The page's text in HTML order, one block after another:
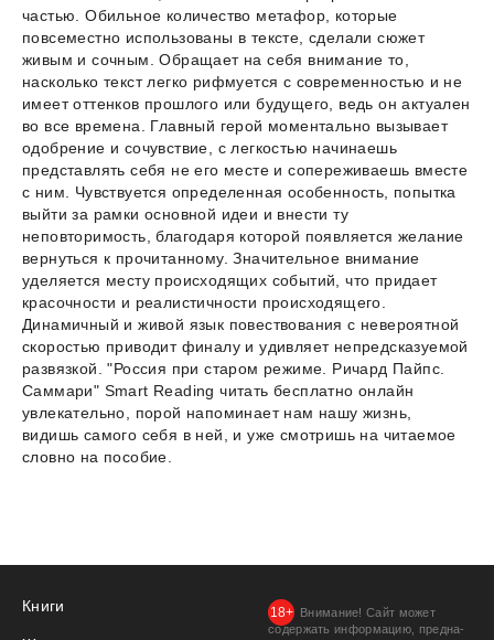
частью. Обильное количество метафор, которые
повсеместно использованы в тексте, сделали сюжет
живым и сочным. Обращает на себя внимание то,
насколько текст легко рифмуется с современностью и не
имеет оттенков прошлого или будущего, ведь он актуален
во все времена. Главный герой моментально вызывает
одобрение и сочувствие, с легкостью начинаешь
представлять себя не его месте и сопереживаешь вместе
с ним. Чувствуется определенная особенность, попытка
выйти за рамки основной идеи и внести ту
неповторимость, благодаря которой появляется желание
вернуться к прочитанному. Значительное внимание
уделяется месту происходящих событий, что придает
красочности и реалистичности происходящего.
Динамичный и живой язык повествования с невероятной
скоростью приводит финалу и удивляет непредсказуемой
развязкой. "Россия при старом режиме. Ричард Пайпс.
Саммари" Smart Reading читать бесплатно онлайн
увлекательно, порой напоминает нам нашу жизнь,
видишь самого себя в ней, и уже смотришь на читаемое
словно на пособие.
Книги
Внимание! Сайт может
содержать информацию, предна­